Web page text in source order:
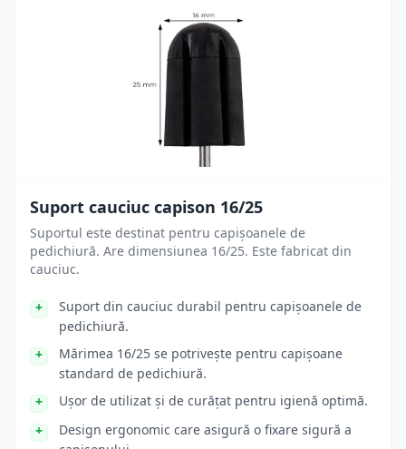
Suport cauciuc capison 16/25
Suportul este destinat pentru capișoanele de
pedichiură. Are dimensiunea 16/25. Este fabricat din
cauciuc.
Suport din cauciuc durabil pentru capișoanele de
pedichiură.
Mărimea 16/25 se potrivește pentru capișoane
standard de pedichiură.
Ușor de utilizat și de curățat pentru igienă optimă.
Design ergonomic care asigură o fixare sigură a